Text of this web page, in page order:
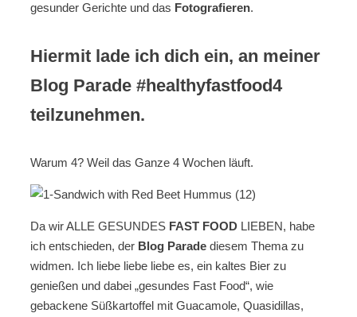
gesunder Gerichte und das Fotografieren.
Hiermit lade ich dich ein, an meiner
Blog Parade #healthyfastfood4
teilzunehmen.
Warum 4? Weil das Ganze 4 Wochen läuft.
Da wir ALLE GESUNDES FAST FOOD LIEBEN, habe
ich entschieden, der Blog Parade diesem Thema zu
widmen. Ich liebe liebe liebe es, ein kaltes Bier zu
genießen und dabei „gesundes Fast Food“, wie
gebackene Süßkartoffel mit Guacamole, Quasidillas,